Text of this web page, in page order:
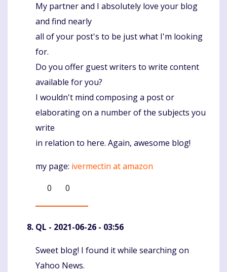
Komentaras
My partner and I absolutely love your blog
and find nearly
all of your post's to be just what I'm looking
for.
Do you offer guest writers to write content
available for you?
I wouldn't mind composing a post or
elaborating on a number of the subjects you
write
in relation to here. Again, awesome blog!
my page: ivermectin at amazon
0
0
QL - 2021-06-26 - 03:56
Komentaras
Sweet blog! I found it while searching on
Yahoo News.